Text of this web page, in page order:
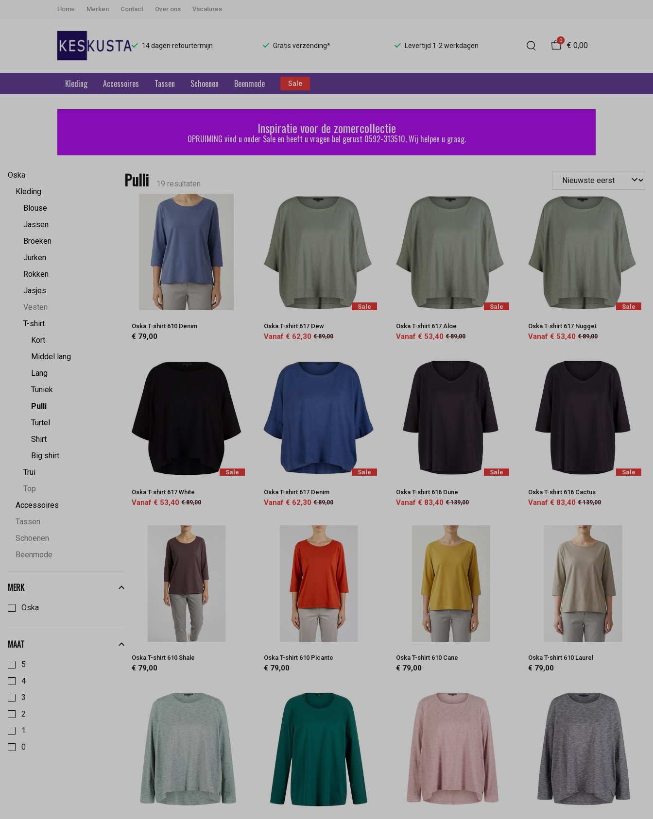
Home Merken Contact Over ons Vacatures
14 dagen retourtermijn Gratis verzending* Levertijd 1-2 werkdagen
0
€ 0,00
Kleding Accessoires Tassen Schoenen Beenmode Sale
Pulli
Keskusta
Inspiratie voor de zomercollectie
OPRUIMING vind u onder Sale en heeft u vragen bel gerust 0592-313510, Wij helpen u graag.
Oska
Kleding
Blouse
Jassen
Broeken
Jurken
Rokken
Jasjes
Vesten
T-shirt
Kort
Middel lang
Lang
Tuniek
Pulli
Turtel
Shirt
Big shirt
Trui
Top
Accessoires
Tassen
Schoenen
Beenmode
MERK
Oska
MAAT
5
4
3
2
1
0
Pulli 19 resultaten
Oska T-shirt 610 Denim
€ 79,00
Sale
Oska T-shirt 617 Dew
Vanaf € 62,30 € 89,00
Sale
Oska T-shirt 617 Aloe
Vanaf € 53,40 € 89,00
Sale
Oska T-shirt 617 Nugget
Vanaf € 53,40 € 89,00
Sale
Oska T-shirt 617 White
Vanaf € 53,40 € 89,00
Sale
Oska T-shirt 617 Denim
Vanaf € 62,30 € 89,00
Sale
Oska T-shirt 616 Dune
Vanaf € 83,40 € 139,00
Sale
Oska T-shirt 616 Cactus
Vanaf € 83,40 € 139,00
Oska T-shirt 610 Shale
€ 79,00
Oska T-shirt 610 Picante
€ 79,00
Oska T-shirt 610 Cane
€ 79,00
Oska T-shirt 610 Laurel
€ 79,00